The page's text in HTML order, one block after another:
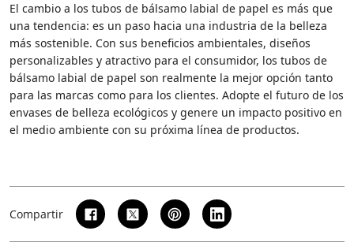
El cambio a los tubos de bálsamo labial de papel es más que
una tendencia: es un paso hacia una industria de la belleza
más sostenible. Con sus beneficios ambientales, diseños
personalizables y atractivo para el consumidor, los tubos de
bálsamo labial de papel son realmente la mejor opción tanto
para las marcas como para los clientes. Adopte el futuro de los
envases de belleza ecológicos y genere un impacto positivo en
el medio ambiente con su próxima línea de productos.
Compartir